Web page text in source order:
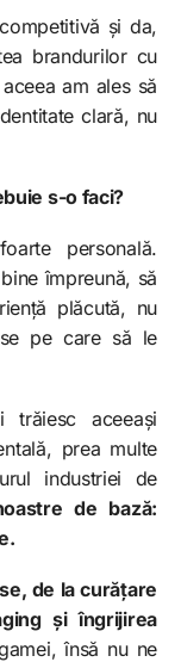
și da,
brandurilor cu
am ales să
clară, nu
s-o faci?
personală.
împreună, să
plăcută, nu
pe care să le
aceeași
prea multe
industriei de
de bază:
de la curățare
și îngrijirea
însă nu ne